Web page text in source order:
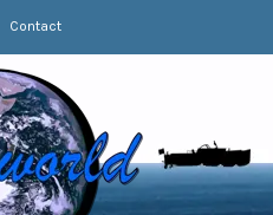
Contact